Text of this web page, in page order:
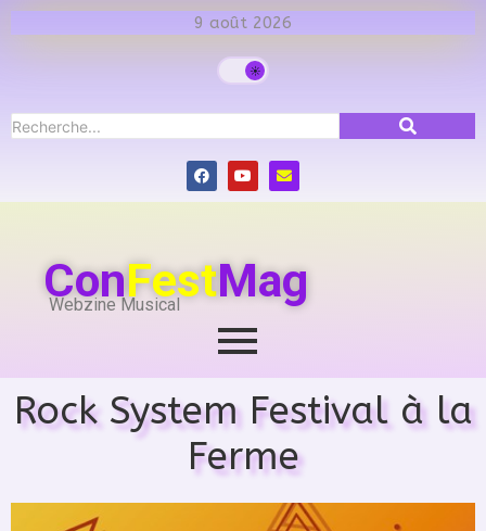
9 août 2026
ConFestMag
Webzine Musical
Rock System Festival à la
Ferme